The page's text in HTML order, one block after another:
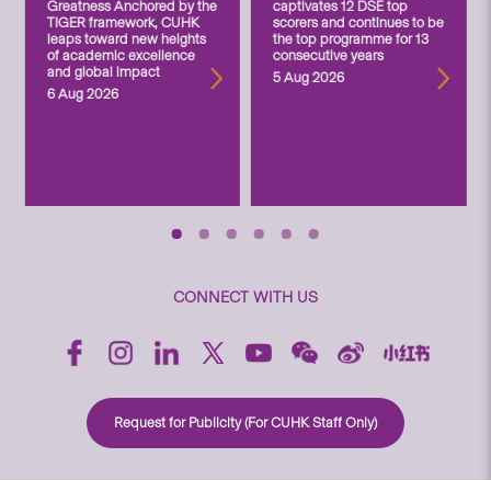
Greatness Anchored by the
TIGER framework, CUHK
leaps toward new heights
of academic excellence
and global impact
6 Aug 2026
captivates 12 DSE top
scorers and continues to be
the top programme for 13
consecutive years
5 Aug 2026
CONNECT WITH US
Request for Publicity (For CUHK Staff Only)